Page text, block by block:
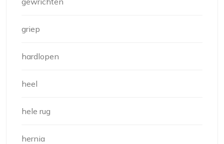
griep
hardlopen
heel
hele rug
hernia